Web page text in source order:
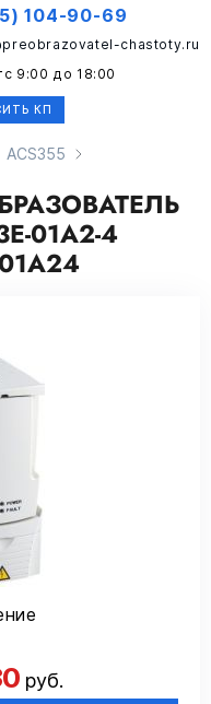
КП
chastoty.ru
104-90-69
с 9:00 до 18:00
ACS355
01A2-4
руб.